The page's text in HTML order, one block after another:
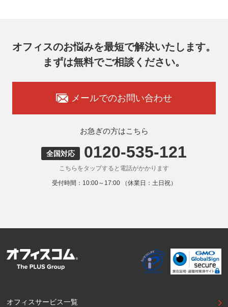
7. 個人情報を提供されることの任意性
お客様がご自身の個人情報を弊社に提供されるか否かはお客
は、適切なサービスをご提供できない場合がありますのでご
弊社ウェブサイトでは、利用者が当ウェブサイトを閲覧した
状況の分析のためにCookieを利用していますが、Cookieによ
る個人情報の取得はしていません。
9. 外国にある第三者への提供
お客様の個人情報を下記海外の個人情報取扱事業者へ提供す
る場合があります。
提供先の所在国の名称：アメリカ（Google LLC）
当該外国における個人情報の保護に関する制度：APECの
外国における個人情報の保護に関する制度等の詳細は以下を
ご確認下さい。
オフィスのお悩みを最短で解決いたします。
まずは無料でご相談ください。
メールでのお問い合わせ
お急ぎの方はこちら
全国対応 0120-535-121
こちらをタップすると電話がかかります
受付時間：10:00～17:00 （休業日：土日祝）
オフィスサービス一覧